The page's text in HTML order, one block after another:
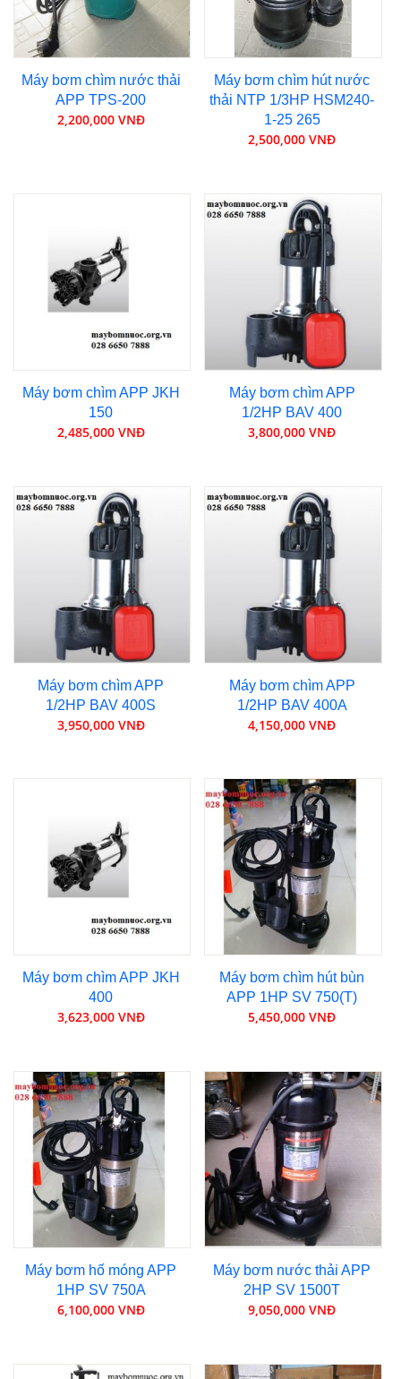
Máy bơm chìm nước thải
APP TPS-200
2,200,000 VNĐ
Máy bơm chìm hút nước
thải NTP 1/3HP HSM240-
1-25 265
2,500,000 VNĐ
Máy bơm chìm APP JKH
150
2,485,000 VNĐ
Máy bơm chìm APP
1/2HP BAV 400
3,800,000 VNĐ
Máy bơm chìm APP
1/2HP BAV 400S
3,950,000 VNĐ
Máy bơm chìm APP
1/2HP BAV 400A
4,150,000 VNĐ
Máy bơm chìm APP JKH
400
3,623,000 VNĐ
Máy bơm chìm hút bùn
APP 1HP SV 750(T)
5,450,000 VNĐ
Máy bơm hố móng APP
1HP SV 750A
6,100,000 VNĐ
Máy bơm nước thải APP
2HP SV 1500T
9,050,000 VNĐ